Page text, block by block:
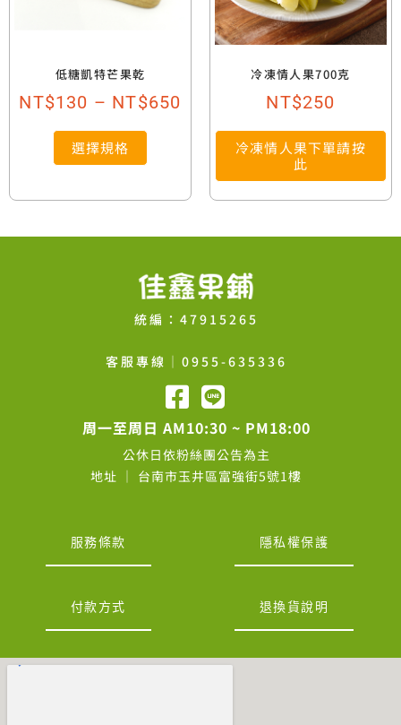
低糖凱特芒果乾
NT$130 – NT$650
選擇規格
冷凍情人果700克
NT$250
冷凍情人果下單請按
此
統編：47915265
客服專線│0955-635336
周一至周日 AM10:30 ~ PM18:00
公休日依粉絲團公告為主
地址 │ 台南市玉井區富強街5號1樓
服務條款 隱私權保護
付款方式 退換貨說明